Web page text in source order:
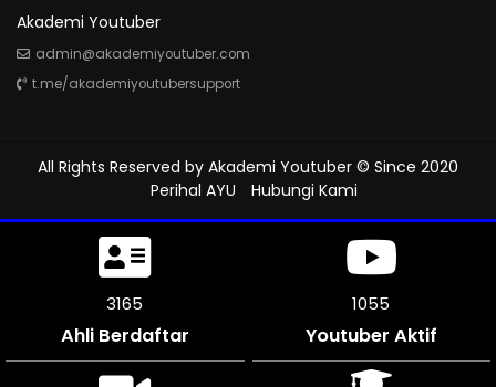
Akademi Youtuber
admin@akademiyoutuber.com
t.me/akademiyoutubersupport
All Rights Reserved by Akademi Youtuber © Since 2020
Perihal AYU
Hubungi Kami
3579
Ahli Berdaftar
1193
Youtuber Aktif